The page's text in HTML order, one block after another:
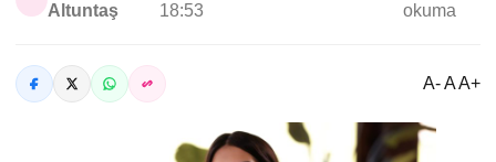
Altuntaş
18:53
okuma
A- A A+